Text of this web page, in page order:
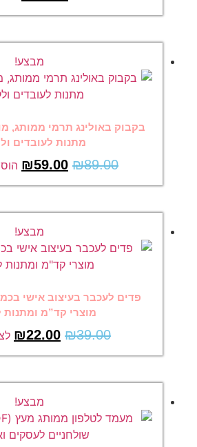
מבצע!
בקבוק באולינג תרמי ממותג,
מתנות לעובדים
₪89.00
₪59.00
מבצע!
פדים לעכבר בעיצוב אישי
מוצרי קד”מ ומתנות
₪39.00
₪22.00
מבצע!